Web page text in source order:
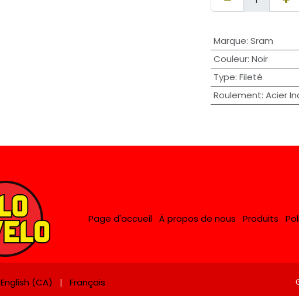
Marque: Sram
Couleur: Noir
Type: Fileté
Roulement: Acier
Page d'accueil À propos de nous Produits
English (CA) | Français